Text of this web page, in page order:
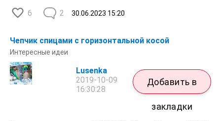
6 30.06.2023 15:20
2
Чепчик спицами с горизонтальной косой
Интересные идеи
Lusenka
2019-10-09
16:30:28
Добавить в
закладки